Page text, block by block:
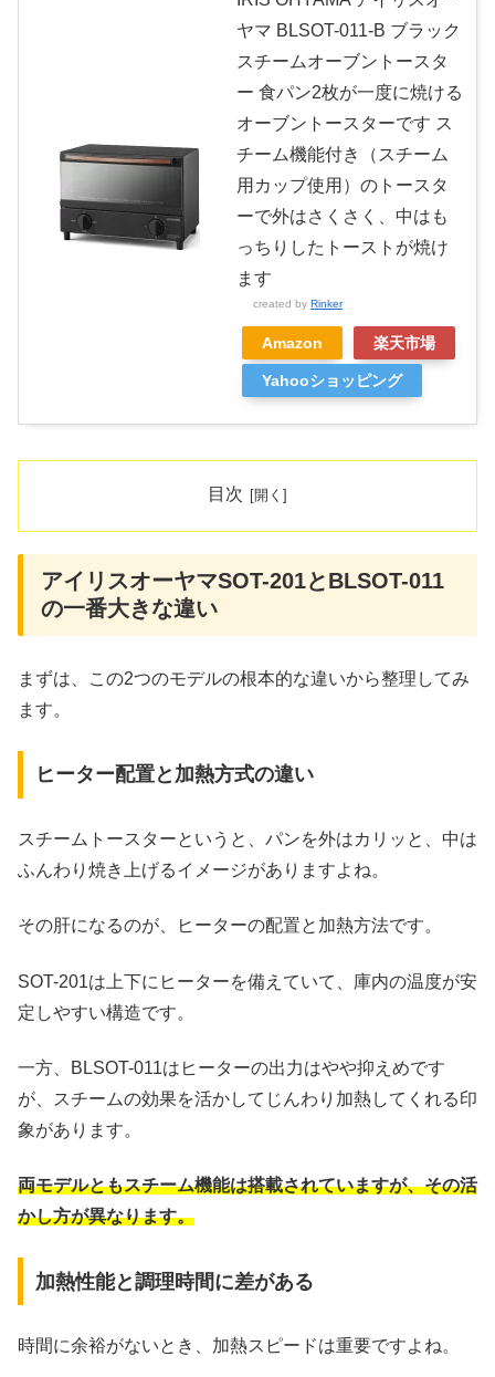
ヤマ BLSOT-011-B ブラック
スチームオーブントースタ
ー 食パン2枚が一度に焼ける
オーブントースターです ス
チーム機能付き（スチーム
用カップ使用）のトースタ
ーで外はさくさく、中はも
っちりしたトーストが焼け
ます
created by Rinker
Amazon 楽天市場
Yahooショッピング
目次
アイリスオーヤマSOT-201とBLSOT-011
の一番大きな違い
まずは、この2つのモデルの根本的な違いから整理してみ
ます。
ヒーター配置と加熱方式の違い
スチームトースターというと、パンを外はカリッと、中は
ふんわり焼き上げるイメージがありますよね。
その肝になるのが、ヒーターの配置と加熱方法です。
SOT-201は上下にヒーターを備えていて、庫内の温度が安
定しやすい構造です。
一方、BLSOT-011はヒーターの出力はやや抑えめです
が、スチームの効果を活かしてじんわり加熱してくれる印
象があります。
両モデルともスチーム機能は搭載されていますが、その活
かし方が異なります。
加熱性能と調理時間に差がある
時間に余裕がないとき、加熱スピードは重要ですよね。